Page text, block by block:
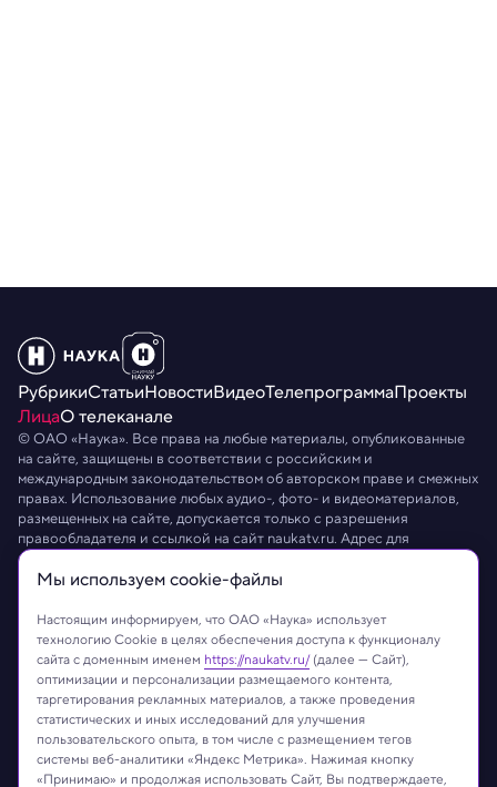
РубрикиСтатьиНовостиВидеоТелепрограммаПроекты
ЛицаО телеканале
© ОАО «Наука». Все права на любые материалы, опубликованные
на сайте, защищены в соответствии с российским и
международным законодательством об авторском праве и смежных
правах. Использование любых аудио-, фото- и видеоматериалов,
размещенных на сайте, допускается только с разрешения
правообладателя и ссылкой на сайт naukatv.ru. Адрес для
направления юридически значимых сообщений:
Обработка персональных данныхРабота с cookie-файлами
Мы используем сookie-файлы
Настоящим информируем, что ОАО «Наука» использует
технологию Cookie в целях обеспечения доступа к функционалу
сайта с доменным именем https://naukatv.ru/(далее — Сайт),
оптимизации и персонализации размещаемого контента,
таргетирования рекламных материалов, а также проведения
статистических и иных исследований для улучшения
пользовательского опыта, в том числе с размещением тегов
системы веб-аналитики «Яндекс Метрика». Нажимая кнопку
«Принимаю» и продолжая использовать Сайт, Вы подтверждаете,